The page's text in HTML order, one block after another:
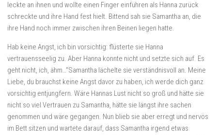
leckte an ihnen und wollte einen Finger einführen als Hanna zurück
schreckte und ihre Hand fest hielt. Bittend sah sie Samantha an, die
ihre Hand noch immer zwischen ihren Beinen liegen hatte.
Hab keine Angst, ich bin vorsichtig: flüsterte sie Hanna
vertrauensseelig zu. Aber Hanna konnte nicht und setzte sich auf. Es
geht nicht, ich, ähm…”Samantha lächelte sie verständnisvoll an. Meine
Liebe, du brauchst keine Angst davor zu haben, ich werde dich ganz
vorsichtig entjungfern. Wäre Hannas Lust nicht so groß und hätte sie
nicht so viel Vertrauen zu Samantha, hätte sie längst ihre sachen
genommen und wäre gegangen. Nun blieb sie aber erregt und nervös
im Bett sitzen und wartete darauf, dass Samantha irgend etwas